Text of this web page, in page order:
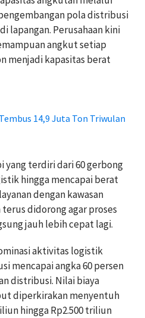
pola distribusi
lapangan. Perusahaan kini
angkut setiap
menjadi kapasitas berat
14,9 Juta Ton Triwulan
yang terdiri dari 60 gerbong
hingga mencapai berat
dengan kawasan
didorong agar proses
jauh lebih cepat lagi.
aktivitas logistik
mencapai angka 60 persen
distribusi. Nilai biaya
diperkirakan menyentuh
hingga Rp2.500 triliun